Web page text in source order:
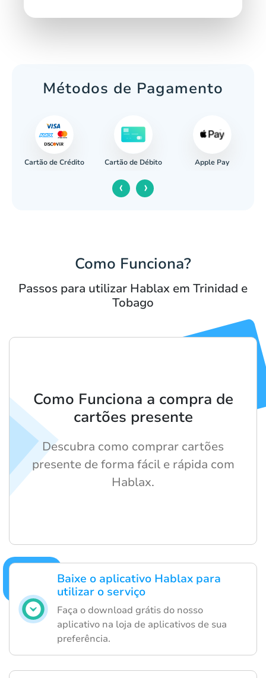
Métodos de Pagamento
Cartão de Crédito Cartão de Débito Apple Pay
‹ ›
Como Funciona?
Passos para utilizar Hablax em Trinidad e
Tobago
Baixe o aplicativo Hablax para
utilizar o serviço
Faça o download grátis do nosso
aplicativo na loja de aplicativos de sua
preferência.
Como Funciona a compra de
cartões presente
Descubra como comprar cartões
presente de forma fácil e rápida com
Hablax.